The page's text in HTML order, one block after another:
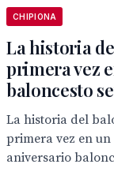
CHIPIONA
La historia
primera vez
baloncesto
La historia del
primera vez en
aniversario